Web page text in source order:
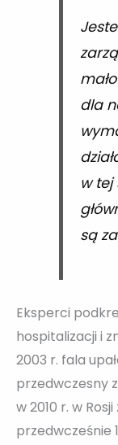
dla
w tej
są
Eksperci
hospitalizacji i
2003 r. fala
przedwczesny
w 2010 r. w
przedwcześnie